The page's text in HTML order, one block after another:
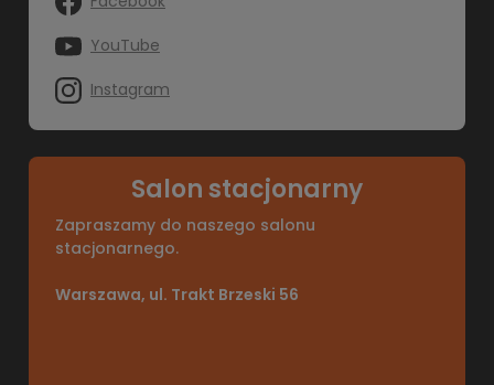
YouTube
Instagram
Salon stacjonarny
Zapraszamy do naszego salonu
stacjonarnego.
Warszawa, ul. Trakt Brzeski 56